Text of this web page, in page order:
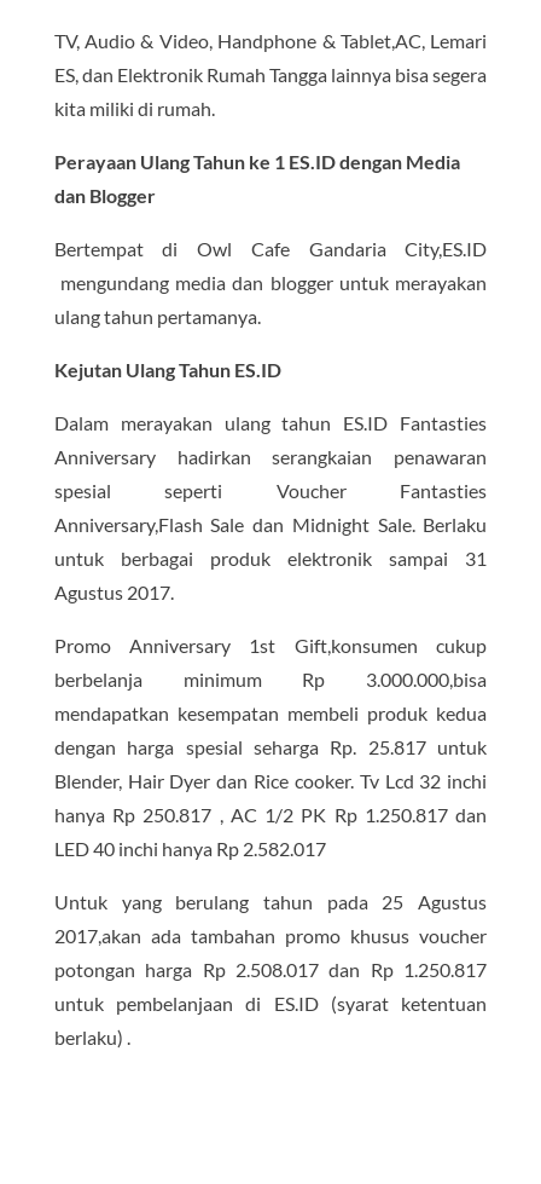
TV, Audio & Video, Handphone & Tablet,AC, Lemari
ES, dan Elektronik Rumah Tangga lainnya bisa segera
kita miliki di rumah.
Perayaan Ulang Tahun ke 1 ES.ID dengan Media
dan Blogger
Bertempat di Owl Cafe Gandaria City,ES.ID
mengundang media dan blogger untuk merayakan
ulang tahun pertamanya.
Kejutan Ulang Tahun ES.ID
Dalam merayakan ulang tahun ES.ID Fantasties
Anniversary hadirkan serangkaian penawaran
spesial seperti Voucher Fantasties
Anniversary,Flash Sale dan Midnight Sale. Berlaku
untuk berbagai produk elektronik sampai 31
Agustus 2017.
Promo Anniversary 1st Gift,konsumen cukup
berbelanja minimum Rp 3.000.000,bisa
mendapatkan kesempatan membeli produk kedua
dengan harga spesial seharga Rp. 25.817 untuk
Blender, Hair Dyer dan Rice cooker. Tv Lcd 32 inchi
hanya Rp 250.817 , AC 1/2 PK Rp 1.250.817 dan
LED 40 inchi hanya Rp 2.582.017
Untuk yang berulang tahun pada 25 Agustus
2017,akan ada tambahan promo khusus voucher
potongan harga Rp 2.508.017 dan Rp 1.250.817
untuk pembelanjaan di ES.ID (syarat ketentuan
berlaku) .